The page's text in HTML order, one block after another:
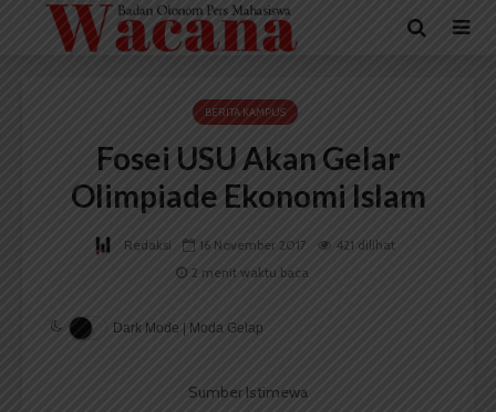
BERITA KAMPUS
Fosei USU Akan Gelar
Olimpiade Ekonomi Islam
Redaksi 16 November 2017
421 dilihat
2 menit waktu baca
Dark Mode | Moda Gelap
Sumber Istimewa